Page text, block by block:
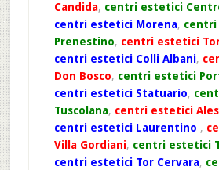
Candida, centri estetici
centri estetici Morena, centri
Prenestino, centri estetici
centri estetici Colli Albani,
Don Bosco, centri estetici
centri estetici Statuario,
Tuscolana, centri estetici
centri estetici Laurentino ,
Villa Gordiani, centri estetici
centri estetici Tor Cervara,